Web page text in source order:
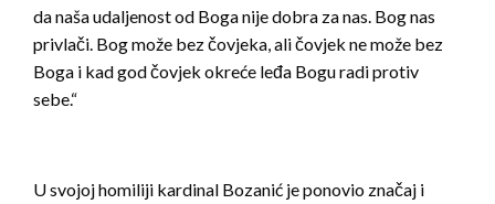
da naša udaljenost od Boga nije dobra za nas. Bog nas
privlači. Bog može bez čovjeka, ali čovjek ne može bez
Boga i kad god čovjek okreće leđa Bogu radi protiv
sebe.“
U svojoj homiliji kardinal Bozanić je ponovio značaj i